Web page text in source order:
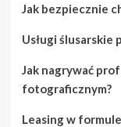
Jak bezpiecznie
Usługi
Jak nagrywać
fotograficznym?
Leasing w